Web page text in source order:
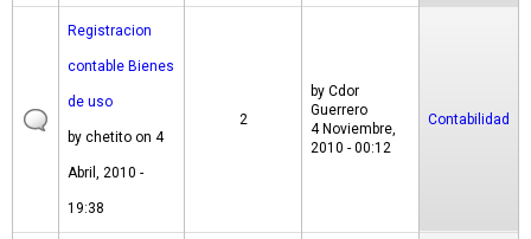
Registracion
contable Bienes
de uso
by chetito on 4
Abril, 2010 -
19:38
2
by Cdor
Guerrero
4 Noviembre,
2010 - 00:12
Contabilidad